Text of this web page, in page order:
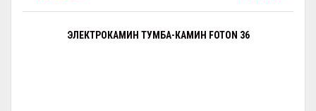
ЭЛЕКТРОКАМИН ТУМБА-КАМИН FOTON 36